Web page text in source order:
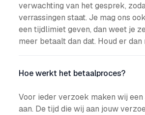
verwachting van het gesprek,
verrassingen staat. Je mag ons
een tijdlimiet geven, dan weet je
meer betaalt dan dat. Houd er dan
Hoe werkt het betaalproces?
Voor ieder verzoek maken wij
aan. De tijd die wij aan jouw